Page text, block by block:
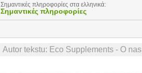
Σημαντικές πληροφορίες στα ελληνικά:
Σημαντικές πληροφορίες
Autor tekstu: Eco Supplements - O nas